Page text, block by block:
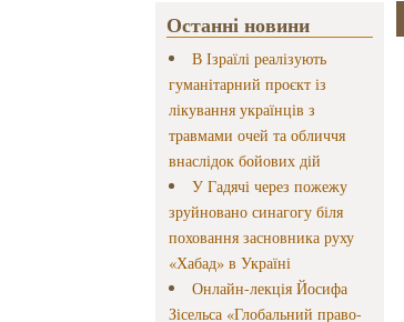
Останні новини
В Ізраїлі реалізують
гуманітарний проєкт із
лікування українців з
травмами очей та обличчя
внаслідок бойових дій
У Гадячі через пожежу
зруйновано синагогу біля
поховання засновника руху
«Хабад» в Україні
Онлайн-лекція Йосифа
Зісельса «Глобальний право-